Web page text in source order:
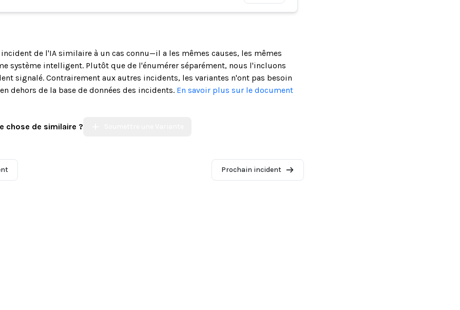
incident de l'IA similaire à un cas connu—il a les mêmes causes, les mêmes
système intelligent. Plutôt que de l'énumérer séparément, nous l'incluons
signalé. Contrairement aux autres incidents, les variantes n'ont pas besoin
dehors de la base de données des incidents. En savoir plus sur le document
chose de similaire ?
Prochain incident